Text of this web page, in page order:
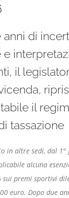
anni di
e
il
il
tassazione
in altre sedi, dal 1°
alcuna
sui premi sportivi
euro. Dopo due